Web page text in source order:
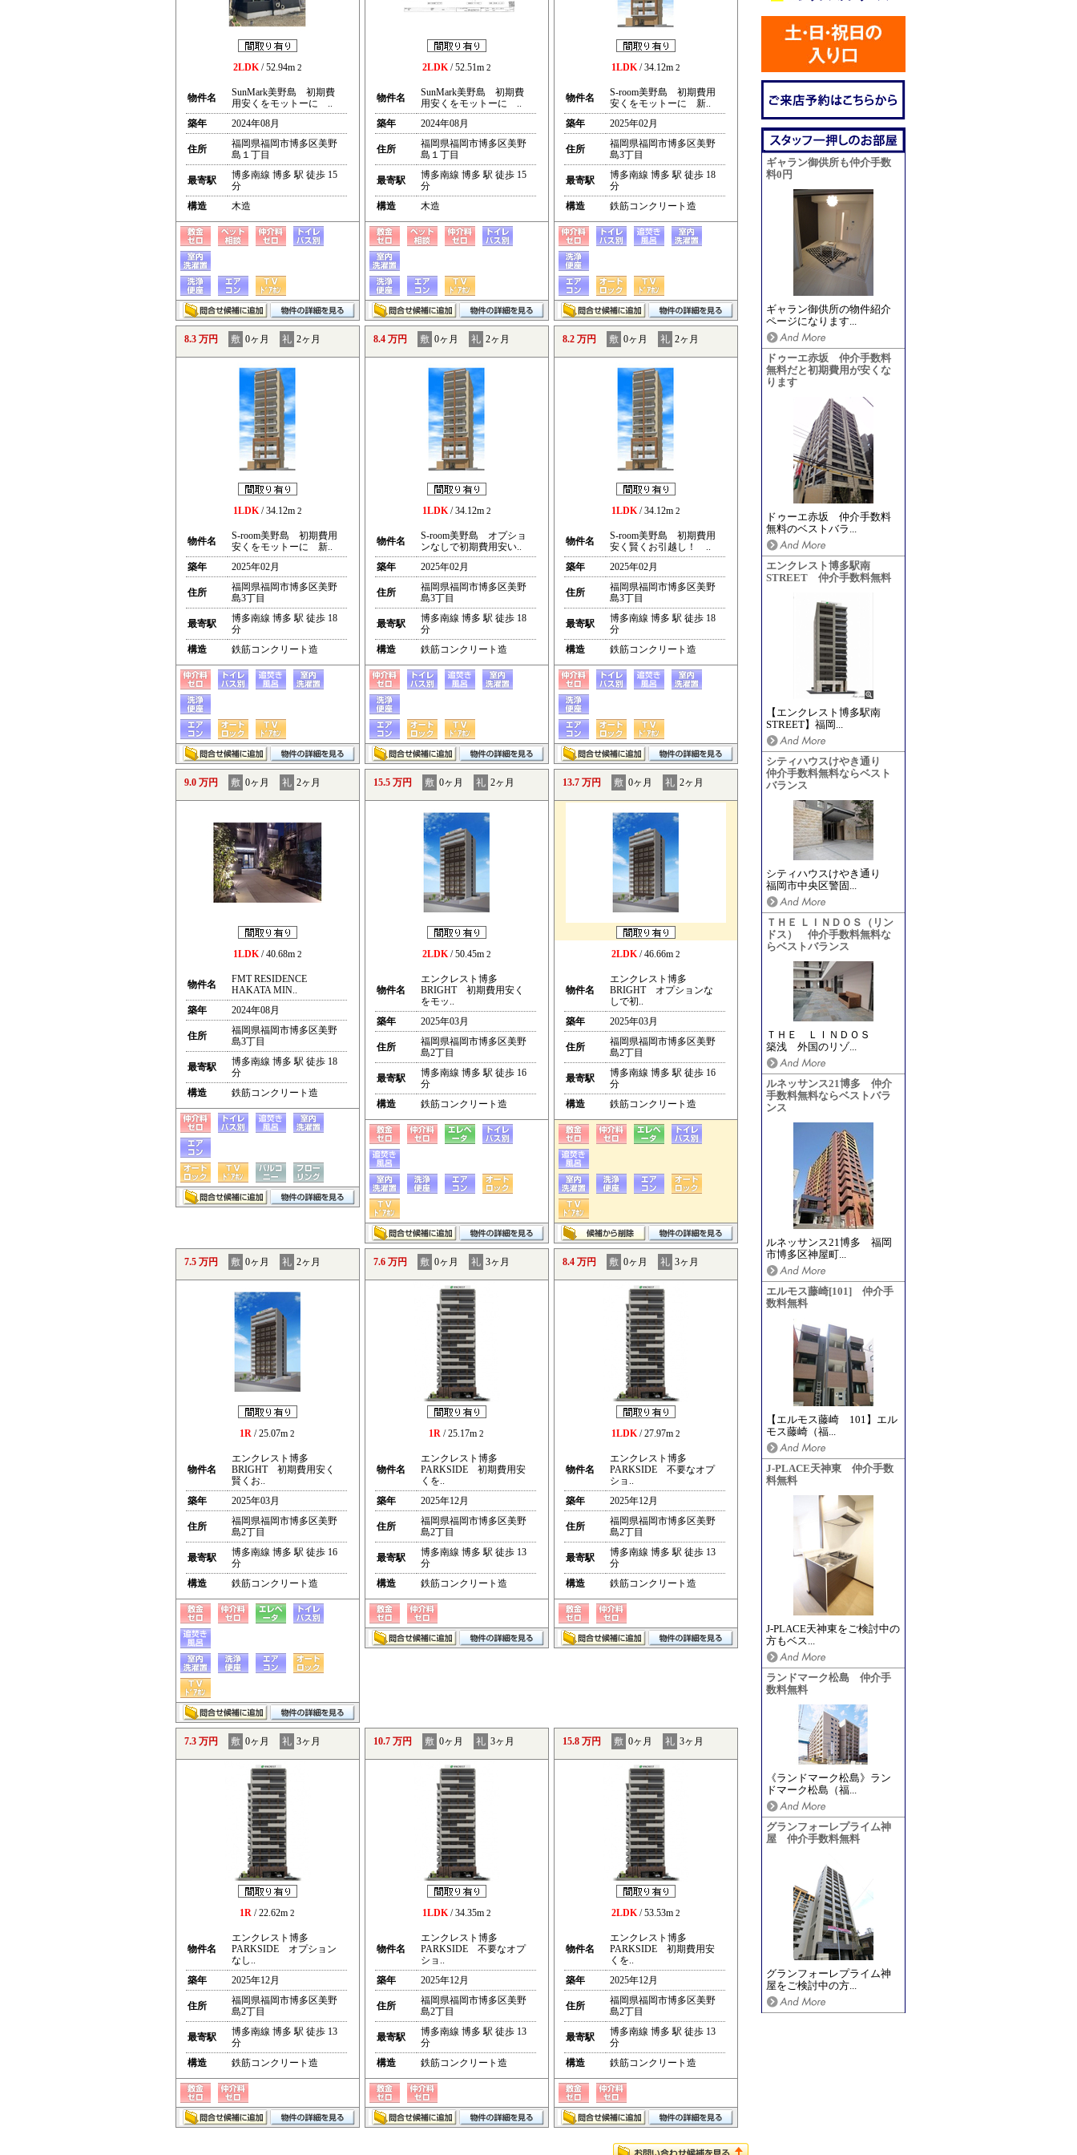
ギャラン御供所も仲介手数
料0円
ギャラン御供所の物件紹介
ページになります...
ドゥーエ赤坂 仲介手数料
無料だと初期費用が安くな
ります
ドゥーエ赤坂 仲介手数料
無料のベストバラ...
エンクレスト博多駅南
STREET 仲介手数料無料
【エンクレスト博多駅南
STREET】福岡...
シティハウスけやき通り
仲介手数料無料ならベスト
バランス
シティハウスけやき通り
福岡市中央区警固...
ＴＨＥ ＬＩＮＤＯＳ（リン
ドス） 仲介手数料無料な
らベストバランス
ＴＨＥ ＬＩＮＤＯＳ
築浅 外国のリゾ...
ルネッサンス21博多 仲介
手数料無料ならベストバラ
ンス
ルネッサンス21博多 福岡
市博多区神屋町...
エルモス藤崎[101] 仲介手
数料無料
【エルモス藤崎 101】エル
モス藤崎（福...
J-PLACE天神東 仲介手数
料無料
J-PLACE天神東をご検討中の
方もベス...
ランドマーク松島 仲介手
数料無料
《ランドマーク松島》ラン
ドマーク松島（福...
グランフォーレプライム神
屋 仲介手数料無料
グランフォーレプライム神
屋をご検討中の方...
2LDK/ 52.94m 2
物件名
SunMark美野島 初期費
用安くをモットーに ..
築年
2024年08月
住所
福岡県福岡市博多区美野
島１丁目
最寄駅
博多南線 博多 駅 徒歩 15
分
構造
木造
2LDK/ 52.51m 2
物件名
SunMark美野島 初期費
用安くをモットーに ..
築年
2024年08月
住所
福岡県福岡市博多区美野
島１丁目
最寄駅
博多南線 博多 駅 徒歩 15
分
構造
木造
1LDK/ 34.12m 2
物件名
S-room美野島 初期費用
安くをモットーに 新..
築年
2025年02月
住所
福岡県福岡市博多区美野
島3丁目
最寄駅
博多南線 博多 駅 徒歩 18
分
構造
鉄筋コンクリート造
8.3 万円 敷 0ヶ月 礼 2ヶ月
1LDK/ 34.12m 2
物件名
S-room美野島 初期費用
安くをモットーに 新..
築年
2025年02月
住所
福岡県福岡市博多区美野
島3丁目
最寄駅
博多南線 博多 駅 徒歩 18
分
構造
鉄筋コンクリート造
8.4 万円 敷 0ヶ月 礼 2ヶ月
1LDK/ 34.12m 2
物件名
S-room美野島 オプショ
ンなしで初期費用安い..
築年
2025年02月
住所
福岡県福岡市博多区美野
島3丁目
最寄駅
博多南線 博多 駅 徒歩 18
分
構造
鉄筋コンクリート造
8.2 万円 敷 0ヶ月 礼 2ヶ月
1LDK/ 34.12m 2
物件名
S-room美野島 初期費用
安く賢くお引越し！ ..
築年
2025年02月
住所
福岡県福岡市博多区美野
島3丁目
最寄駅
博多南線 博多 駅 徒歩 18
分
構造
鉄筋コンクリート造
9.0 万円 敷 0ヶ月 礼 2ヶ月
1LDK/ 40.68m 2
物件名
FMT RESIDENCE
HAKATA MIN..
築年
2024年08月
住所
福岡県福岡市博多区美野
島3丁目
最寄駅
博多南線 博多 駅 徒歩 18
分
構造
鉄筋コンクリート造
15.5 万円 敷 0ヶ月 礼 2ヶ月
2LDK/ 50.45m 2
物件名
エンクレスト博多
BRIGHT 初期費用安く
をモッ..
築年
2025年03月
住所
福岡県福岡市博多区美野
島2丁目
最寄駅
博多南線 博多 駅 徒歩 16
分
構造
鉄筋コンクリート造
13.7 万円 敷 0ヶ月 礼 2ヶ月
2LDK/ 46.66m 2
物件名
エンクレスト博多
BRIGHT オプションな
しで初..
築年
2025年03月
住所
福岡県福岡市博多区美野
島2丁目
最寄駅
博多南線 博多 駅 徒歩 16
分
構造
鉄筋コンクリート造
7.5 万円 敷 0ヶ月 礼 2ヶ月
1R / 25.07m 2
物件名
エンクレスト博多
BRIGHT 初期費用安く
賢くお..
築年
2025年03月
住所
福岡県福岡市博多区美野
島2丁目
最寄駅
博多南線 博多 駅 徒歩 16
分
構造
鉄筋コンクリート造
7.6 万円 敷 0ヶ月 礼 3ヶ月
1R / 25.17m 2
物件名
エンクレスト博多
PARKSIDE 初期費用安
くを..
築年
2025年12月
住所
福岡県福岡市博多区美野
島2丁目
最寄駅
博多南線 博多 駅 徒歩 13
分
構造
鉄筋コンクリート造
8.4 万円 敷 0ヶ月 礼 3ヶ月
1LDK/ 27.97m 2
物件名
エンクレスト博多
PARKSIDE 不要なオプ
ショ..
築年
2025年12月
住所
福岡県福岡市博多区美野
島2丁目
最寄駅
博多南線 博多 駅 徒歩 13
分
構造
鉄筋コンクリート造
7.3 万円 敷 0ヶ月 礼 3ヶ月
1R / 22.62m 2
物件名
エンクレスト博多
PARKSIDE オプション
なし..
築年
2025年12月
住所
福岡県福岡市博多区美野
島2丁目
最寄駅
博多南線 博多 駅 徒歩 13
分
構造
鉄筋コンクリート造
10.7 万円 敷 0ヶ月 礼 3ヶ月
1LDK/ 34.35m 2
物件名
エンクレスト博多
PARKSIDE 不要なオプ
ショ..
築年
2025年12月
住所
福岡県福岡市博多区美野
島2丁目
最寄駅
博多南線 博多 駅 徒歩 13
分
構造
鉄筋コンクリート造
15.8 万円 敷 0ヶ月 礼 3ヶ月
2LDK/ 53.53m 2
物件名
エンクレスト博多
PARKSIDE 初期費用安
くを..
築年
2025年12月
住所
福岡県福岡市博多区美野
島2丁目
最寄駅
博多南線 博多 駅 徒歩 13
分
構造
鉄筋コンクリート造